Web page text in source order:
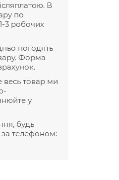
В
по
3 робочих
погодять
Форма
весь товар ми
у
будь
за телефоном: